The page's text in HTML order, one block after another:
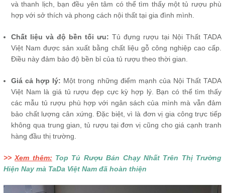
và thanh lịch, bạn đều yên tâm có thể tìm thấy một tủ rượu phù
hợp với sở thích và phong cách nội thất tại gia đình mình.
Chất liệu và độ bền tối ưu: Tủ đựng rượu tại Nội Thất TADA
Việt Nam được sản xuất bằng chất liệu gỗ công nghiệp cao cấp.
Điều này đảm bảo độ bền bỉ của tủ rượu theo thời gian.
Giá cả hợp lý: Một trong những điểm mạnh của Nội Thất TADA
Việt Nam là giá tủ rượu đẹp cực kỳ hợp lý. Bạn có thể tìm thấy
các mẫu tủ rượu phù hợp với ngân sách của mình mà vẫn đảm
bảo chất lượng cân xứng. Đặc biệt, vì là đơn vị gia công trực tiếp
không qua trung gian, tủ rượu tại đơn vị cũng cho giá cạnh tranh
hàng đầu thị trường.
>>Xem thêm: Top Tủ Rượu Bán Chạy Nhất Trên Thị Trường
Hiện Nay mà TaDa Việt Nam đã hoàn thiện